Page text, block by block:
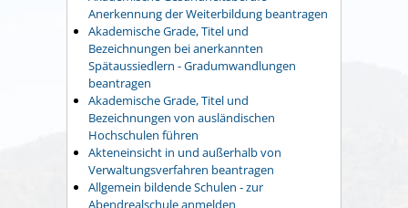
Anerkennung der Weiterbildung beantragen
Akademische Grade, Titel und
Bezeichnungen bei anerkannten
Spätaussiedlern - Gradumwandlungen
beantragen
Akademische Grade, Titel und
Bezeichnungen von ausländischen
Hochschulen führen
Akteneinsicht in und außerhalb von
Verwaltungsverfahren beantragen
Allgemein bildende Schulen - zur
Abendrealschule anmelden